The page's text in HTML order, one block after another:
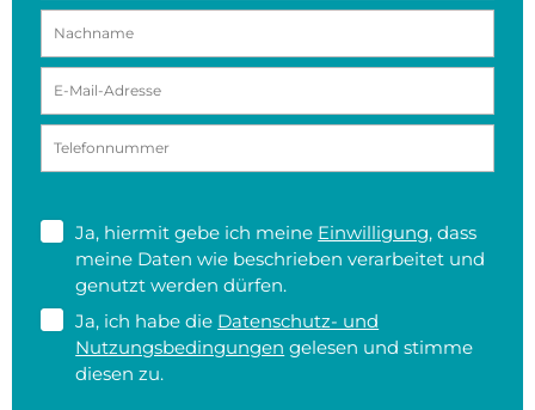
Ja, hiermit gebe ich meine Einwilligung, dass
meine Daten wie beschrieben verarbeitet und
genutzt werden dürfen.
Ja, ich habe die Datenschutz- und
Nutzungsbedingungen gelesen und stimme
diesen zu.